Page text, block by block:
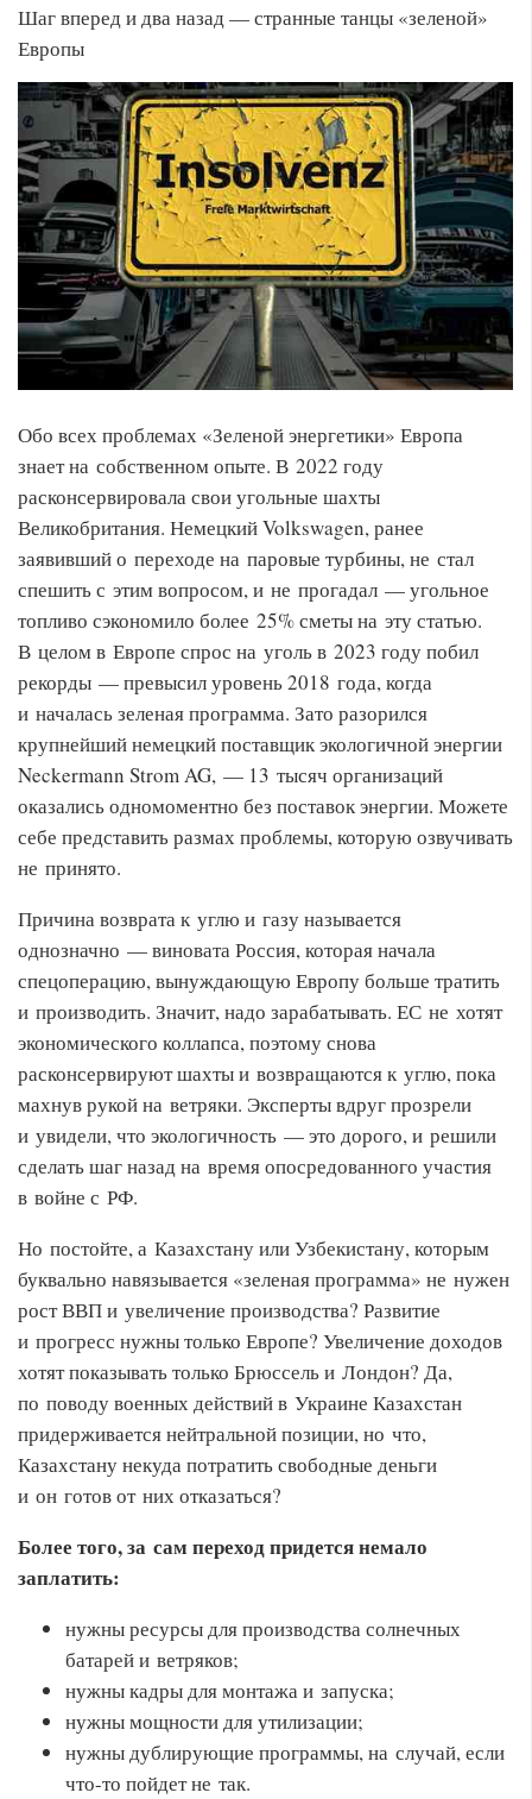
Шаг вперед и два назад — странные танцы «зеленой»
Европы
Обо всех проблемах «Зеленой энергетики» Европа
знает на собственном опыте. В 2022 году
расконсервировала свои угольные шахты
Великобритания. Немецкий Volkswagen, ранее
заявивший о переходе на паровые турбины, не стал
спешить с этим вопросом, и не прогадал — угольное
топливо сэкономило более 25% сметы на эту статью.
В целом в Европе спрос на уголь в 2023 году побил
рекорды — превысил уровень 2018 года, когда
и началась зеленая программа. Зато разорился
крупнейший немецкий поставщик экологичной энергии
Neckermann Strom AG, — 13 тысяч организаций
оказались одномоментно без поставок энергии. Можете
себе представить размах проблемы, которую озвучивать
не принято.
Причина возврата к углю и газу называется
однозначно — виновата Россия, которая начала
спецоперацию, вынуждающую Европу больше тратить
и производить. Значит, надо зарабатывать. ЕС не хотят
экономического коллапса, поэтому снова
расконсервируют шахты и возвращаются к углю, пока
махнув рукой на ветряки. Эксперты вдруг прозрели
и увидели, что экологичность — это дорого, и решили
сделать шаг назад на время опосредованного участия
в войне с РФ.
Но постойте, а Казахстану или Узбекистану, которым
буквально навязывается «зеленая программа» не нужен
рост ВВП и увеличение производства? Развитие
и прогресс нужны только Европе? Увеличение доходов
хотят показывать только Брюссель и Лондон? Да,
по поводу военных действий в Украине Казахстан
придерживается нейтральной позиции, но что,
Казахстану некуда потратить свободные деньги
и он готов от них отказаться?
Более того, за сам переход придется немало
заплатить:
нужны ресурсы для производства солнечных
батарей и ветряков;
нужны кадры для монтажа и запуска;
нужны мощности для утилизации;
нужны дублирующие программы, на случай, если
что-то пойдет не так.